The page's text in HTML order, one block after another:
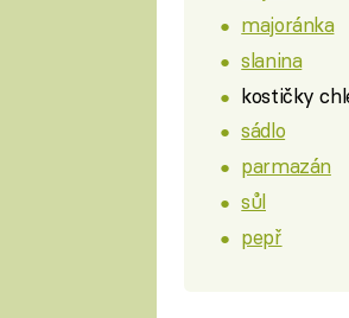
majoránka
slanina
kostičky
sádlo
parmazán
sůl
pepř